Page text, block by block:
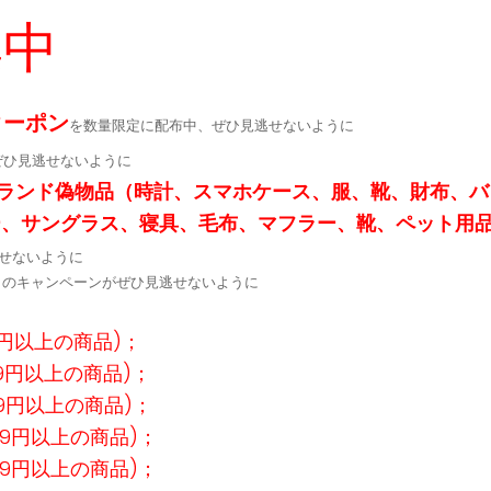
ポンを数量限定に配布中、ぜひ見逃せないように
見逃せないように
ンド偽物品（時計、スマホケース、服、靴、財布、
サングラス、寝具、毛布、マフラー、靴、ペット用
ないように
キャンペーンがぜひ見逃せないように
以上の商品)；
以上の商品)；
以上の商品)；
以上の商品)；
以上の商品)；